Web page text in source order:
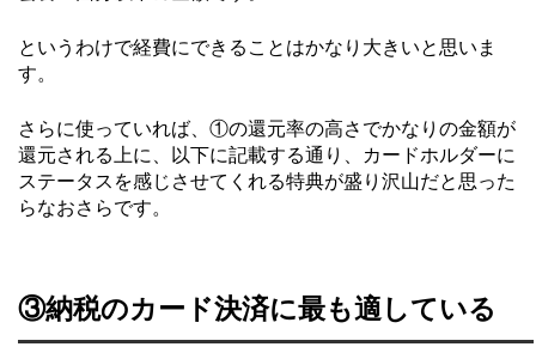
というわけで経費にできることはかなり大きいと思いま
す。
さらに使っていれば、①の還元率の高さでかなりの金額が
還元される上に、以下に記載する通り、カードホルダーに
ステータスを感じさせてくれる特典が盛り沢山だと思った
らなおさらです。
③納税のカード決済に最も適している